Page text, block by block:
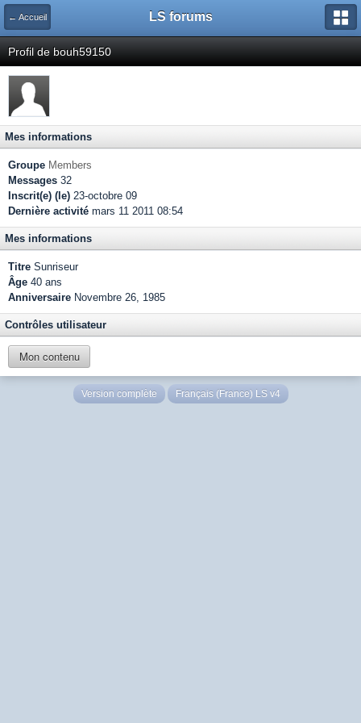
← Accueil LS forums
Profil de bouh59150
Mes informations
Groupe Members
Messages 32
Inscrit(e) (le) 23-octobre 09
Dernière activité mars 11 2011 08:54
Mes informations
Titre Sunriseur
Âge 40 ans
Anniversaire Novembre 26, 1985
Contrôles utilisateur
Mon contenu
Version complète Français (France) LS v4